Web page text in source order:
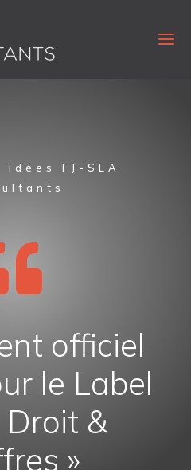
FJ-SLA
officiel
le Label
Droit &
»